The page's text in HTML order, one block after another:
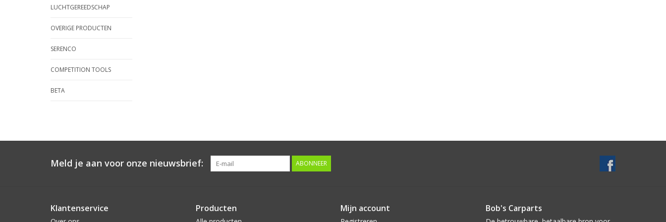
LUCHTGEREEDSCHAP
OVERIGE PRODUCTEN
SERENCO
COMPETITION TOOLS
BETA
Meld je aan voor onze nieuwsbrief: ABONNEER
Klantenservice Producten Mijn account Bob's Carparts